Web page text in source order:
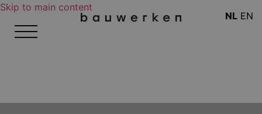
Skip to main content
NL EN